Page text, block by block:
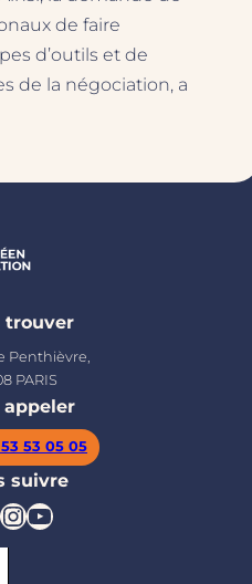
de faire
d’outils et de
de la négociation, a
trouver
Penthièvre,
PARIS
appeler
53 05 05
suivre
InstagramYouTube